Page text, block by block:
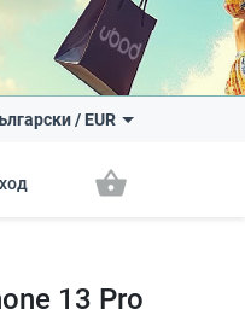
/ EUR
shopping_basket
13 Pro